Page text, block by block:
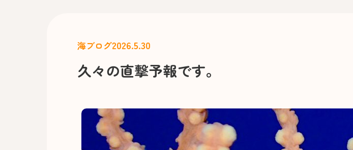
海ブログ2026.5.30
久々の直撃予報です。